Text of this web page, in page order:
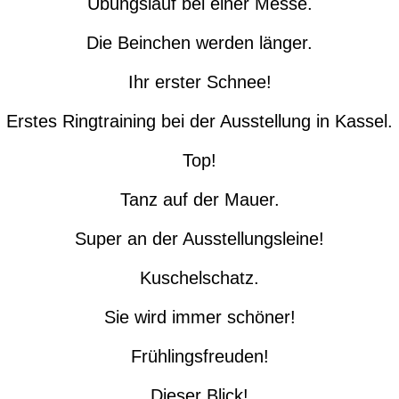
Die Beinchen werden länger.
Ihr erster Schnee!
Erstes Ringtraining bei der Ausstellung in Kassel.
Top!
Tanz auf der Mauer.
Super an der Ausstellungsleine!
Kuschelschatz.
Sie wird immer schöner!
Frühlingsfreuden!